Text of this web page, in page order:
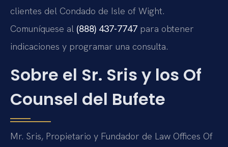
clientes del Condado de Isle of Wight.
Comuníquese al (888) 437-7747 para obtener
indicaciones y programar una consulta.
Sobre el Sr. Sris y los Of
Counsel del Bufete
Mr. Sris, Propietario y Fundador de Law Offices Of